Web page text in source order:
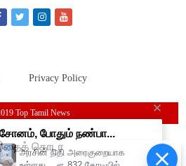
Privacy Policy
Top Tamil News
அரசின் நிதி அரைகுறையாக